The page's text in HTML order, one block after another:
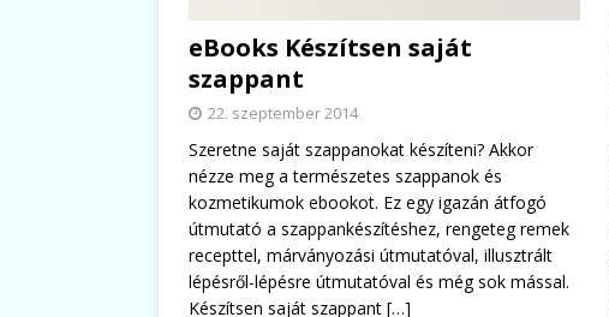
eBooks Készítsen saját
szappant
22. szeptember 2014
Szeretne saját szappanokat készíteni? Akkor
nézze meg a természetes szappanok és
kozmetikumok ebookot. Ez egy igazán átfogó
útmutató a szappankészítéshez, rengeteg remek
recepttel, márványozási útmutatóval, illusztrált
lépésről-lépésre útmutatóval és még sok mással.
Készítsen saját szappant […]